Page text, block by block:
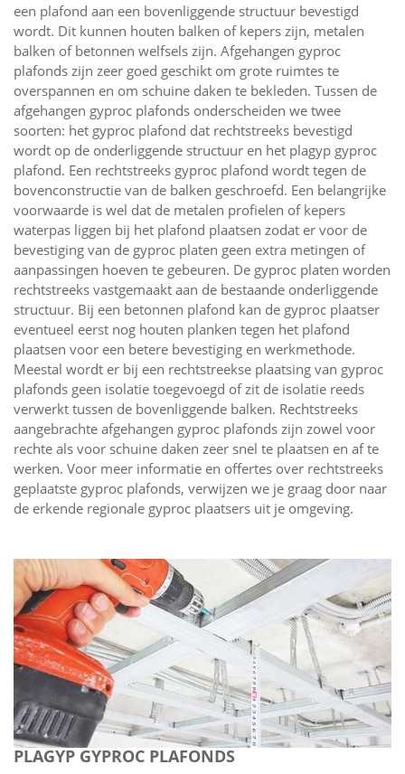
een plafond aan een bovenliggende structuur bevestigd
wordt. Dit kunnen houten balken of kepers zijn, metalen
balken of betonnen welfsels zijn. Afgehangen gyproc
plafonds zijn zeer goed geschikt om grote ruimtes te
overspannen en om schuine daken te bekleden. Tussen de
afgehangen gyproc plafonds onderscheiden we twee
soorten: het gyproc plafond dat rechtstreeks bevestigd
wordt op de onderliggende structuur en het plagyp gyproc
plafond. Een rechtstreeks gyproc plafond wordt tegen de
bovenconstructie van de balken geschroefd. Een belangrijke
voorwaarde is wel dat de metalen profielen of kepers
waterpas liggen bij het plafond plaatsen zodat er voor de
bevestiging van de gyproc platen geen extra metingen of
aanpassingen hoeven te gebeuren. De gyproc platen worden
rechtstreeks vastgemaakt aan de bestaande onderliggende
structuur. Bij een betonnen plafond kan de gyproc plaatser
eventueel eerst nog houten planken tegen het plafond
plaatsen voor een betere bevestiging en werkmethode.
Meestal wordt er bij een rechtstreekse plaatsing van gyproc
plafonds geen isolatie toegevoegd of zit de isolatie reeds
verwerkt tussen de bovenliggende balken. Rechtstreeks
aangebrachte afgehangen gyproc plafonds zijn zowel voor
rechte als voor schuine daken zeer snel te plaatsen en af te
werken. Voor meer informatie en offertes over rechtstreeks
geplaatste gyproc plafonds, verwijzen we je graag door naar
de erkende regionale gyproc plaatsers uit je omgeving.
PLAGYP GYPROC PLAFONDS